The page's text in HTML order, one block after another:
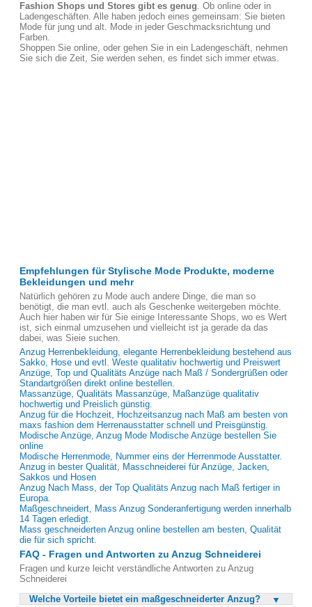
Fashion Shops und Stores gibt es genug. Ob online oder in
Ladengeschäften. Alle haben jedoch eines gemeinsam: Sie bieten
Mode für jung und alt. Mode in jeder Geschmacksrichtung und
Farben.
Shoppen Sie online, oder gehen Sie in ein Ladengeschäft, nehmen
Sie sich die Zeit, Sie werden sehen, es findet sich immer etwas.
Empfehlungen für Stylische Mode Produkte, moderne
Bekleidungen und mehr
Natürlich gehören zu Mode auch andere Dinge, die man so
benötigt, die man evtl. auch als Geschenke weitergeben möchte.
Auch hier haben wir für Sie einige Interessante Shops, wo es Wert
ist, sich einmal umzusehen und vielleicht ist ja gerade da das
dabei, was Sieie suchen.
Anzug Herrenbekleidung, elegante Herrenbekleidung bestehend aus
Sakko, Hose und evtl. Weste qualitativ hochwertig und Preiswert
Anzüge, Top und Qualitäts Anzüge nach Maß / Sondergrüßen oder
Standartgrößen direkt online bestellen.
Massanzüge, Qualitäts Massanzüge, Maßanzüge qualitativ
hochwertig und Preislich günstig.
Anzug für die Hochzeit, Hochzeitsanzug nach Maß am besten von
maxs fashion dem Herrenausstatter schnell und Preisgünstig.
Modische Anzüge, Anzug Mode Modische Anzüge bestellen Sie
online
Modische Herrenmode, Nummer eins der Herrenmode Ausstatter.
Anzug in bester Qualität, Masschneiderei für Anzüge, Jacken,
Sakkos und Hosen
Anzug Nach Mass, der Top Qualitäts Anzug nach Maß fertiger in
Europa.
Maßgeschneidert, Mass Anzug Sonderanfertigung werden innerhalb
14 Tagen erledigt.
Mass geschneiderten Anzug online bestellen am besten, Qualität
die für sich spricht.
FAQ - Fragen und Antworten zu Anzug Schneiderei
Fragen und kurze leicht verständliche Antworten zu Anzug
Schneiderei
Welche Vorteile bietet ein maßgeschneiderter Anzug?